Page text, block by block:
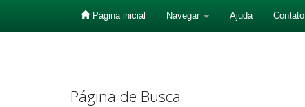
Página inicial Navegar Ajuda Contato
Página de Busca